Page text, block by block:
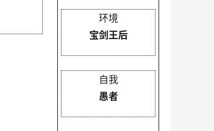
环境
宝剑王后
自我
愚者